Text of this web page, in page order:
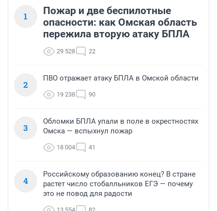
1
Пожар и две беспилотные
опасности: как Омская область
пережила вторую атаку БПЛА
29 528 22
2
ПВО отражает атаку БПЛА в Омской области
19 238 90
3
Обломки БПЛА упали в поле в окрестностях
Омска — вспыхнул пожар
18 004 41
4
Российскому образованию конец? В стране
растет число стобалльников ЕГЭ — почему
это не повод для радости